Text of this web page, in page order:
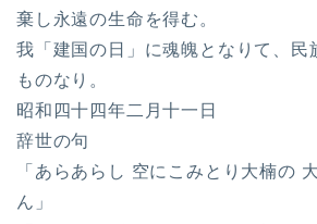
棄し永遠の生命を得む。
我「建国の日」に魂魄となりて、民
ものなり。
昭和四十四年二月十一日
辞世の句
「あらあらし 空にこみとり大楠の
ん」